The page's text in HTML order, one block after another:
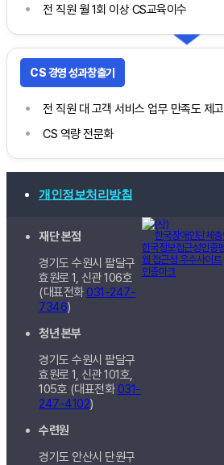
전 직원 월 1회 이상 CS교육이수
전 직원 대 고객 서비스 업무 만족도 제고
CS 역량 전문화
개인정보처리방침
재단 본점
경기도 수원시 팔달구
효원로 1, 신관106호
(대표전화031-247-
7346)
청년 본부
경기도 수원시 팔달구
효원로 1, 신관101호,
105호 (대표전화031-
247-4102)
수련원
경기도 안산시 단원구